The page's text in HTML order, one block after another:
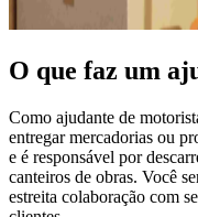
O que faz um
Como ajudante de
entregar mercadorias ou
e é responsável por
canteiros de obras. Você
estreita colaboração com